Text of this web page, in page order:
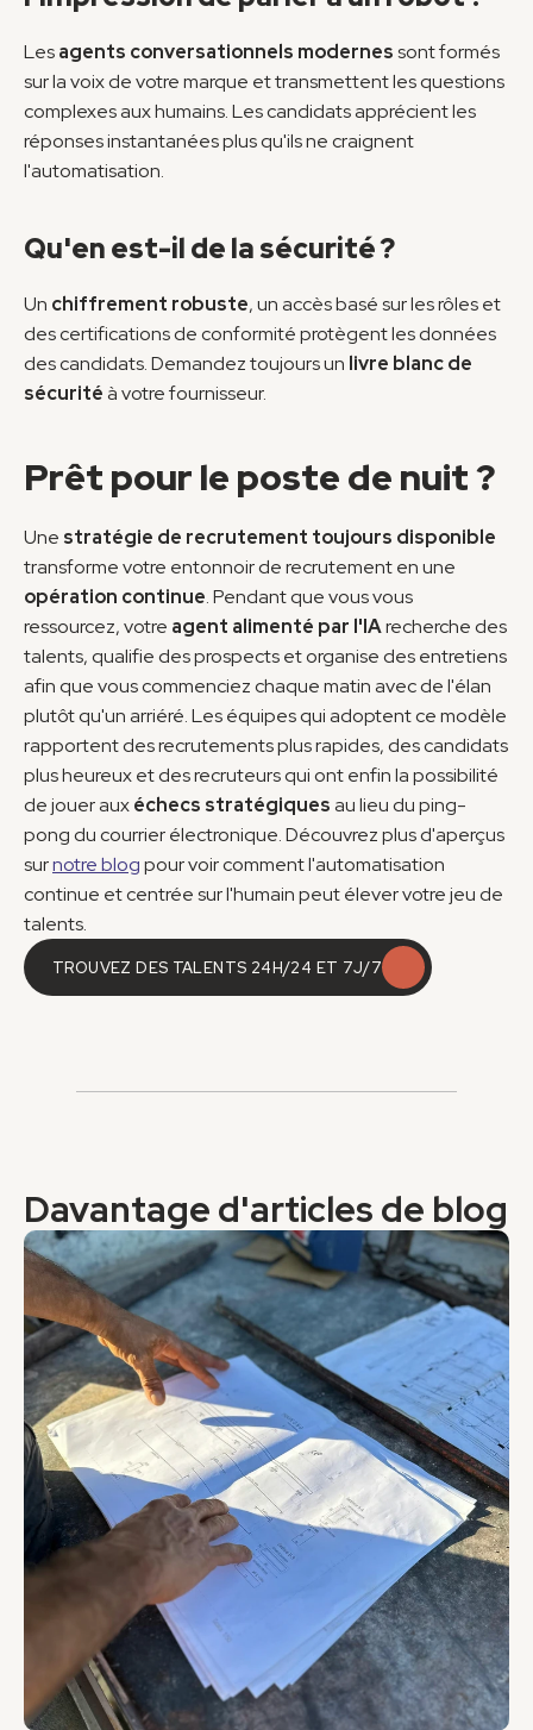
Les agents conversationnels modernes sont formés
sur la voix de votre marque et transmettent les questions
complexes aux humains. Les candidats apprécient les
réponses instantanées plus qu'ils ne craignent
l'automatisation.
Qu'en est-il de la sécurité ?
Un chiffrement robuste, un accès basé sur les rôles et
des certifications de conformité protègent les données
des candidats. Demandez toujours un livre blanc de
sécurité à votre fournisseur.
Prêt pour le poste de nuit ?
Une stratégie de recrutement toujours disponible
opération continue. Pendant que vous vous
ressourcez, votre agent alimenté par l'IA recherche des
talents, qualifie des prospects et organise des entretiens
afin que vous commenciez chaque matin avec de l'élan
plutôt qu'un arriéré. Les équipes qui adoptent ce modèle
rapportent des recrutements plus rapides, des candidats
plus heureux et des recruteurs qui ont enfin la possibilité
de jouer aux échecs stratégiques au lieu du ping-
pong du courrier électronique. Découvrez plus d'aperçus
sur notre blog pour voir comment l'automatisation
continue et centrée sur l'humain peut élever votre jeu de
talents.
TROUVEZ DES TALENTS 24H/24 ET 7J/7
Davantage d'articles de blog